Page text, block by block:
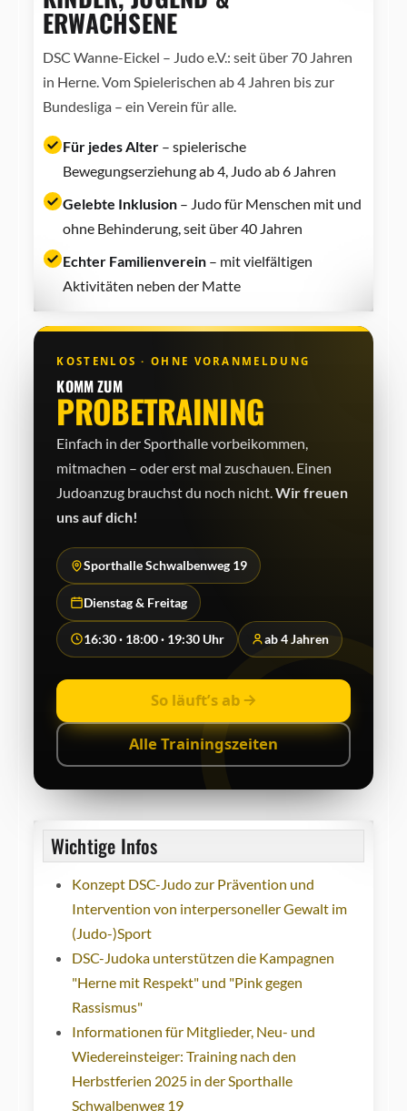
ERWACHSENE
DSC Wanne-Eickel – Judo e.V.: seit über 70 Jahren
in Herne. Vom Spielerischen ab 4 Jahren bis zur
Bundesliga – ein Verein für alle.
Für jedes Alter– spielerische
Bewegungserziehung ab 4, Judo ab 6 Jahren
Gelebte Inklusion– Judo für Menschen mit und
ohne Behinderung, seit über 40 Jahren
Echter Familienverein– mit vielfältigen
Aktivitäten neben der Matte
KOSTENLOS · OHNE VORANMELDUNG
KOMM ZUM
PROBETRAINING
Einfach in der Sporthalle vorbeikommen,
mitmachen – oder erst mal zuschauen. Einen
Judo­anzug brauchst du noch nicht.Wir freuen
uns auf dich!
Sporthalle Schwalbenweg 19
Dienstag & Freitag
16:30 · 18:00 · 19:30 Uhr ab 4 Jahren
So läuft’s ab
Alle Trainingszeiten
Wichtige Infos
Konzept DSC-Judo zur Prävention und
Intervention von interpersoneller Gewalt im
(Judo-)Sport
DSC-Judoka unterstützen die Kampagnen
"Herne mit Respekt" und "Pink gegen
Rassismus"
Informationen für Mitglieder, Neu- und
Wiedereinsteiger: Training nach den
Herbstferien 2025 in der Sporthalle
Schwalbenweg 19